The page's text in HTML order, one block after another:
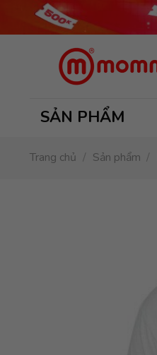
SẢN PHẨM
Trang chủ / Sản phẩm /